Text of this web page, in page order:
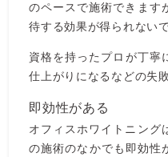
のペースで施術できます
待する効果が得られないで
資格を持ったプロが丁寧
仕上がりになるなどの失
即効性がある
オフィスホワイトニング
の施術のなかでも即効性